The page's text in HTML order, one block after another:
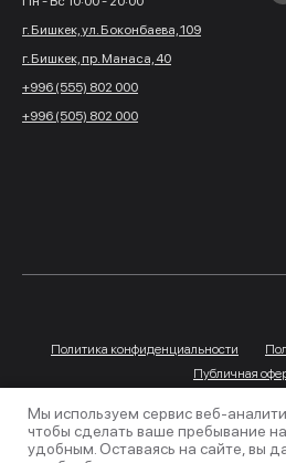
г. Бишкек, ул. Боконбаева, 109
г. Бишкек, пр. Манаса, 40
+996 (555) 802 000
+996 (505) 802 000
Политика конфиденциальности
Публичная
© 2026 iStore. Все
Мы используем сервис веб-
чтобы сделать ваше пребывание
удобным. Оставаясь на сайте, вы